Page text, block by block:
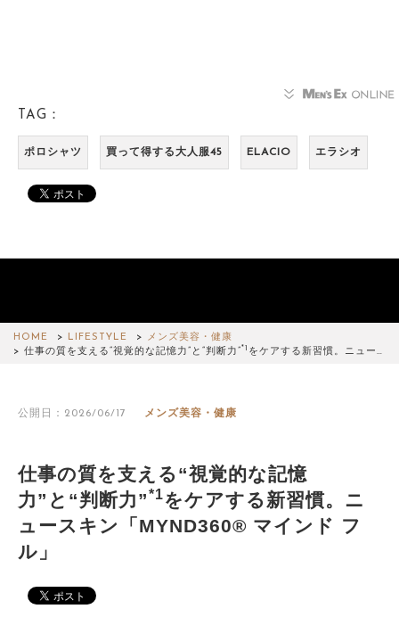
TAG：
ポロシャツ 買って得する大人服45 ELACIO エラシオ
HOME LIFESTYLE
メンズ美容・健康
仕事の質を支える“視覚的な記憶力”と“判断力”*1 をケアする新習慣。ニュー…
公開日：2026/06/17 メンズ美容・健康
仕事の質を支える“視覚的な記憶
力”と“判断力”*1をケアする新習慣。ニ
ュースキン「MYND360® マインド フ
ル」